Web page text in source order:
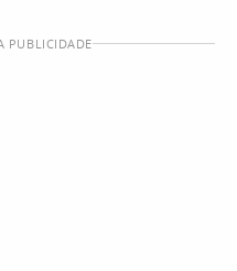
PUBLICIDADE